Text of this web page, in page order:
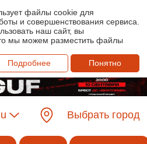
файлы cookie для
и совершенствования сервиса.
наш сайт, вы
мы можем разместить файлы
Подробнее
Понятно
Выбрать город